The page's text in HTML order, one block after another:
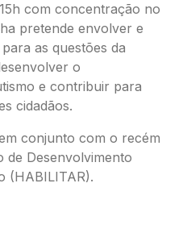
com concentração no
pretende envolver e
as questões da
o
e contribuir para
cidadãos.
conjunto com o recém
de Desenvolvimento
(HABILITAR).